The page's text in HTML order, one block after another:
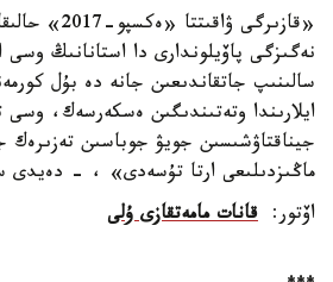
«قازىرگى
نەگىزگى پاۆيلوندارى دا استانانىڭ وسى
ايلارىندا وتەتىندىگىن ەسكەرسەك،
جيناقتاۋشىسىن جويۋ جوباسىن تەزىرەك
ماڭىزدىلىعى ارتا تۇسەدى» ، - دەيدى
اۆتور: قانات مامەتقازى ۇلى